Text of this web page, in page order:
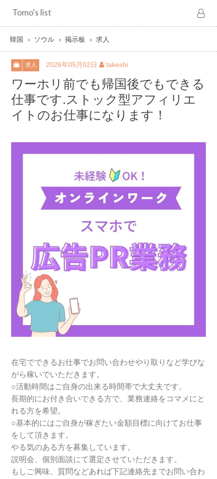
Tomo's list
韓国 ソウル 掲示板 求人
求人 2026年05月02日 takeshi
ワーホリ前でも帰国後でもできる
仕事です.ストック型アフィリエ
イトのお仕事になります！
在宅でできるお仕事でお問い合わせやり取りなど学びな
がら稼いでいただきます。
○活動時間はご自身の出来る時間帯で大丈夫です。
長期的にお付き合いできる方で、業務連絡をコマメにと
れる方を希望。
○基本的にはご自身が稼ぎたい金額目標に向けてお仕事
をして頂きます。
やる気のある方を募集しています。
説明会、個別面談にて選定させていただきます。
もしご興味、質問などあれば下記連絡先までお問い合わ